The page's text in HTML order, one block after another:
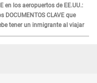
en los aeropuertos de EE.UU.:
DOCUMENTOS CLAVE que
tener un inmigrante al viajar